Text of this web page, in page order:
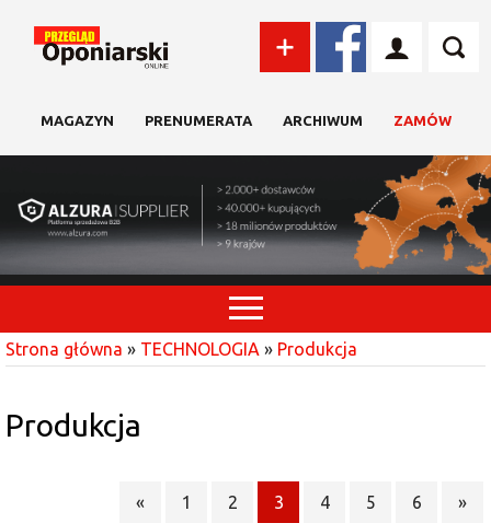
MAGAZYN PRENUMERATA ARCHIWUM ZAMÓW
Strona główna » TECHNOLOGIA » Produkcja
Produkcja
« 1 2 3 4 5 6 »